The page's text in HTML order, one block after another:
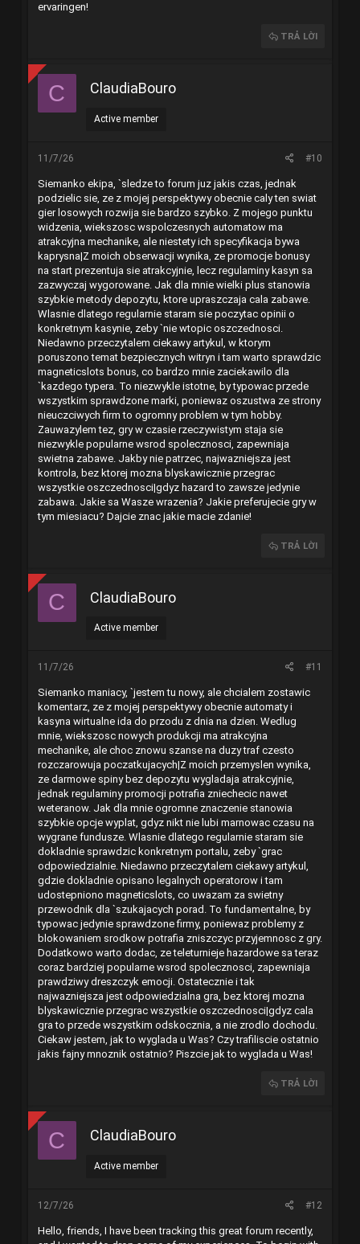
ervaringen!
TRẢ LỜI
C ClaudiaBouro
Active member
11/7/26 #10
Siemanko ekipa, `sledze to forum juz jakis czas, jednak
podzielic sie, ze z mojej perspektywy obecnie caly ten swiat
gier losowych rozwija sie bardzo szybko. Z mojego punktu
widzenia, wiekszosc wspolczesnych automatow ma
atrakcyjna mechanike, ale niestety ich specyfikacja bywa
kaprysna|Z moich obserwacji wynika, ze promocje bonusy
na start prezentuja sie atrakcyjnie, lecz regulaminy kasyn sa
zazwyczaj wygorowane. Jak dla mnie wielki plus stanowia
szybkie metody depozytu, ktore upraszczaja cala zabawe.
Wlasnie dlatego regularnie staram sie poczytac opinii o
konkretnym kasynie, zeby `nie wtopic oszczednosci.
Niedawno przeczytalem ciekawy artykul, w ktorym
poruszono temat bezpiecznych witryn i tam warto sprawdzic
magneticslots bonus , co bardzo mnie zaciekawilo dla
`kazdego typera. To niezwykle istotne, by typowac przede
wszystkim sprawdzone marki, poniewaz oszustwa ze strony
nieuczciwych firm to ogromny problem w tym hobby.
Zauwazylem tez, gry w czasie rzeczywistym staja sie
niezwykle popularne wsrod spolecznosci, zapewniaja
swietna zabawe. Jakby nie patrzec, najwazniejsza jest
kontrola, bez ktorej mozna blyskawicznie przegrac
wszystkie oszczednosci|gdyz hazard to zawsze jedynie
zabawa. Jakie sa Wasze wrazenia? Jakie preferujecie gry w
tym miesiacu? Dajcie znac jakie macie zdanie!
TRẢ LỜI
C ClaudiaBouro
Active member
11/7/26 #11
Siemanko maniacy, `jestem tu nowy, ale chcialem zostawic
komentarz, ze z mojej perspektywy obecnie automaty i
kasyna wirtualne ida do przodu z dnia na dzien. Wedlug
mnie, wiekszosc nowych produkcji ma atrakcyjna
mechanike, ale choc znowu szanse na duzy traf czesto
rozczarowuja poczatkujacych|Z moich przemyslen wynika,
ze darmowe spiny bez depozytu wygladaja atrakcyjnie,
jednak regulaminy promocji potrafia zniechecic nawet
weteranow. Jak dla mnie ogromne znaczenie stanowia
szybkie opcje wyplat, gdyz nikt nie lubi marnowac czasu na
wygrane fundusze. Wlasnie dlatego regularnie staram sie
dokladnie sprawdzic konkretnym portalu, zeby `grac
odpowiedzialnie. Niedawno przeczytalem ciekawy artykul,
gdzie dokladnie opisano legalnych operatorow i tam
udostepniono magneticslots, co uwazam za swietny
przewodnik dla `szukajacych porad. To fundamentalne, by
typowac jedynie sprawdzone firmy, poniewaz problemy z
blokowaniem srodkow potrafia zniszczyc przyjemnosc z gry.
Dodatkowo warto dodac, ze teleturnieje hazardowe sa teraz
coraz bardziej popularne wsrod spolecznosci, zapewniaja
prawdziwy dreszczyk emocji. Ostatecznie i tak
najwazniejsza jest odpowiedzialna gra, bez ktorej mozna
blyskawicznie przegrac wszystkie oszczednosci|gdyz cala
gra to przede wszystkim odskocznia, a nie zrodlo dochodu.
Ciekaw jestem, jak to wyglada u Was? Czy trafiliscie ostatnio
jakis fajny mnoznik ostatnio? Piszcie jak to wyglada u Was!
TRẢ LỜI
C ClaudiaBouro
Active member
12/7/26 #12
Hello, friends, I have been tracking this great forum recently,